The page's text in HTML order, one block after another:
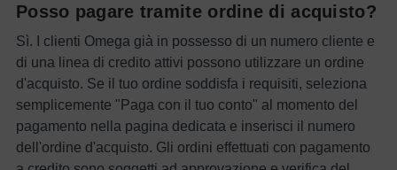
Posso pagare tramite ordine di acquisto?
Sì. I clienti Omega già in possesso di un numero cliente e
di una linea di credito attivi possono utilizzare un ordine
d'acquisto. Se il tuo ordine soddisfa i requisiti, seleziona
semplicemente "Paga con il tuo conto" al momento del
pagamento nella pagina dedicata e inserisci il numero
dell'ordine d'acquisto. Gli ordini effettuati con pagamento